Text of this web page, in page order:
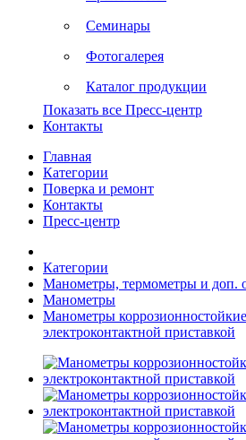
Семинары
Фотогалерея
Каталог продукции
Показать все Пресс-центр
Контакты
Главная
Категории
Поверка и ремонт
Контакты
Пресс-центр
Категории
Манометры, термометры и
Манометры
Манометры
электроконтактной приставкой